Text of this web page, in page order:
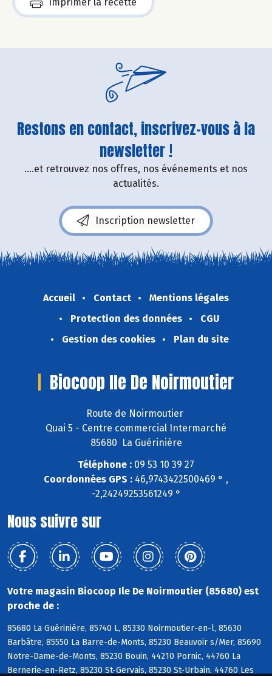
Restons en contact, inscrivez-vous à la
newsletter !
....et retrouvez nos offres, nos événements et nos
actualités.
Inscription newsletter
Accueil Contact
Mentions légales
Protection des données
CGU
Gestion des cookies
Plan du site
Biocoop Ile De Noirmoutier
Route de Noirmoutier
Quai 5 - Centre commercial Intermarché
85680 La Guérinière
Téléphone : 09 53 10 39 27
Coordonnées GPS : 46,9743422500469 ° ,
-2,24249253561249 °
Nous suivre sur
Votre magasin Biocoop Ile De Noirmoutier (85680) est
proche de :
85680 La Guérinière, 85740 L, 85330 Noirmoutier-en-l, 85630
Barbâtre, 85550 La Barre-de-Monts, 85230 Beauvoir s/Mer, 85690
Notre-Dame-de-Monts, 85230 Bouin, 44210 Pornic, 44760 La
Bernerie-en-Retz, 85230 St-Gervais, 85230 St-Urbain, 44760 Les